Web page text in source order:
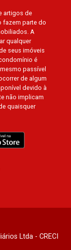
artigos de
fazem parte do
A
qualquer
seus imóveis
é
passível
de algum
devido à
não implicam
quaisquer
Ltda - CRECI